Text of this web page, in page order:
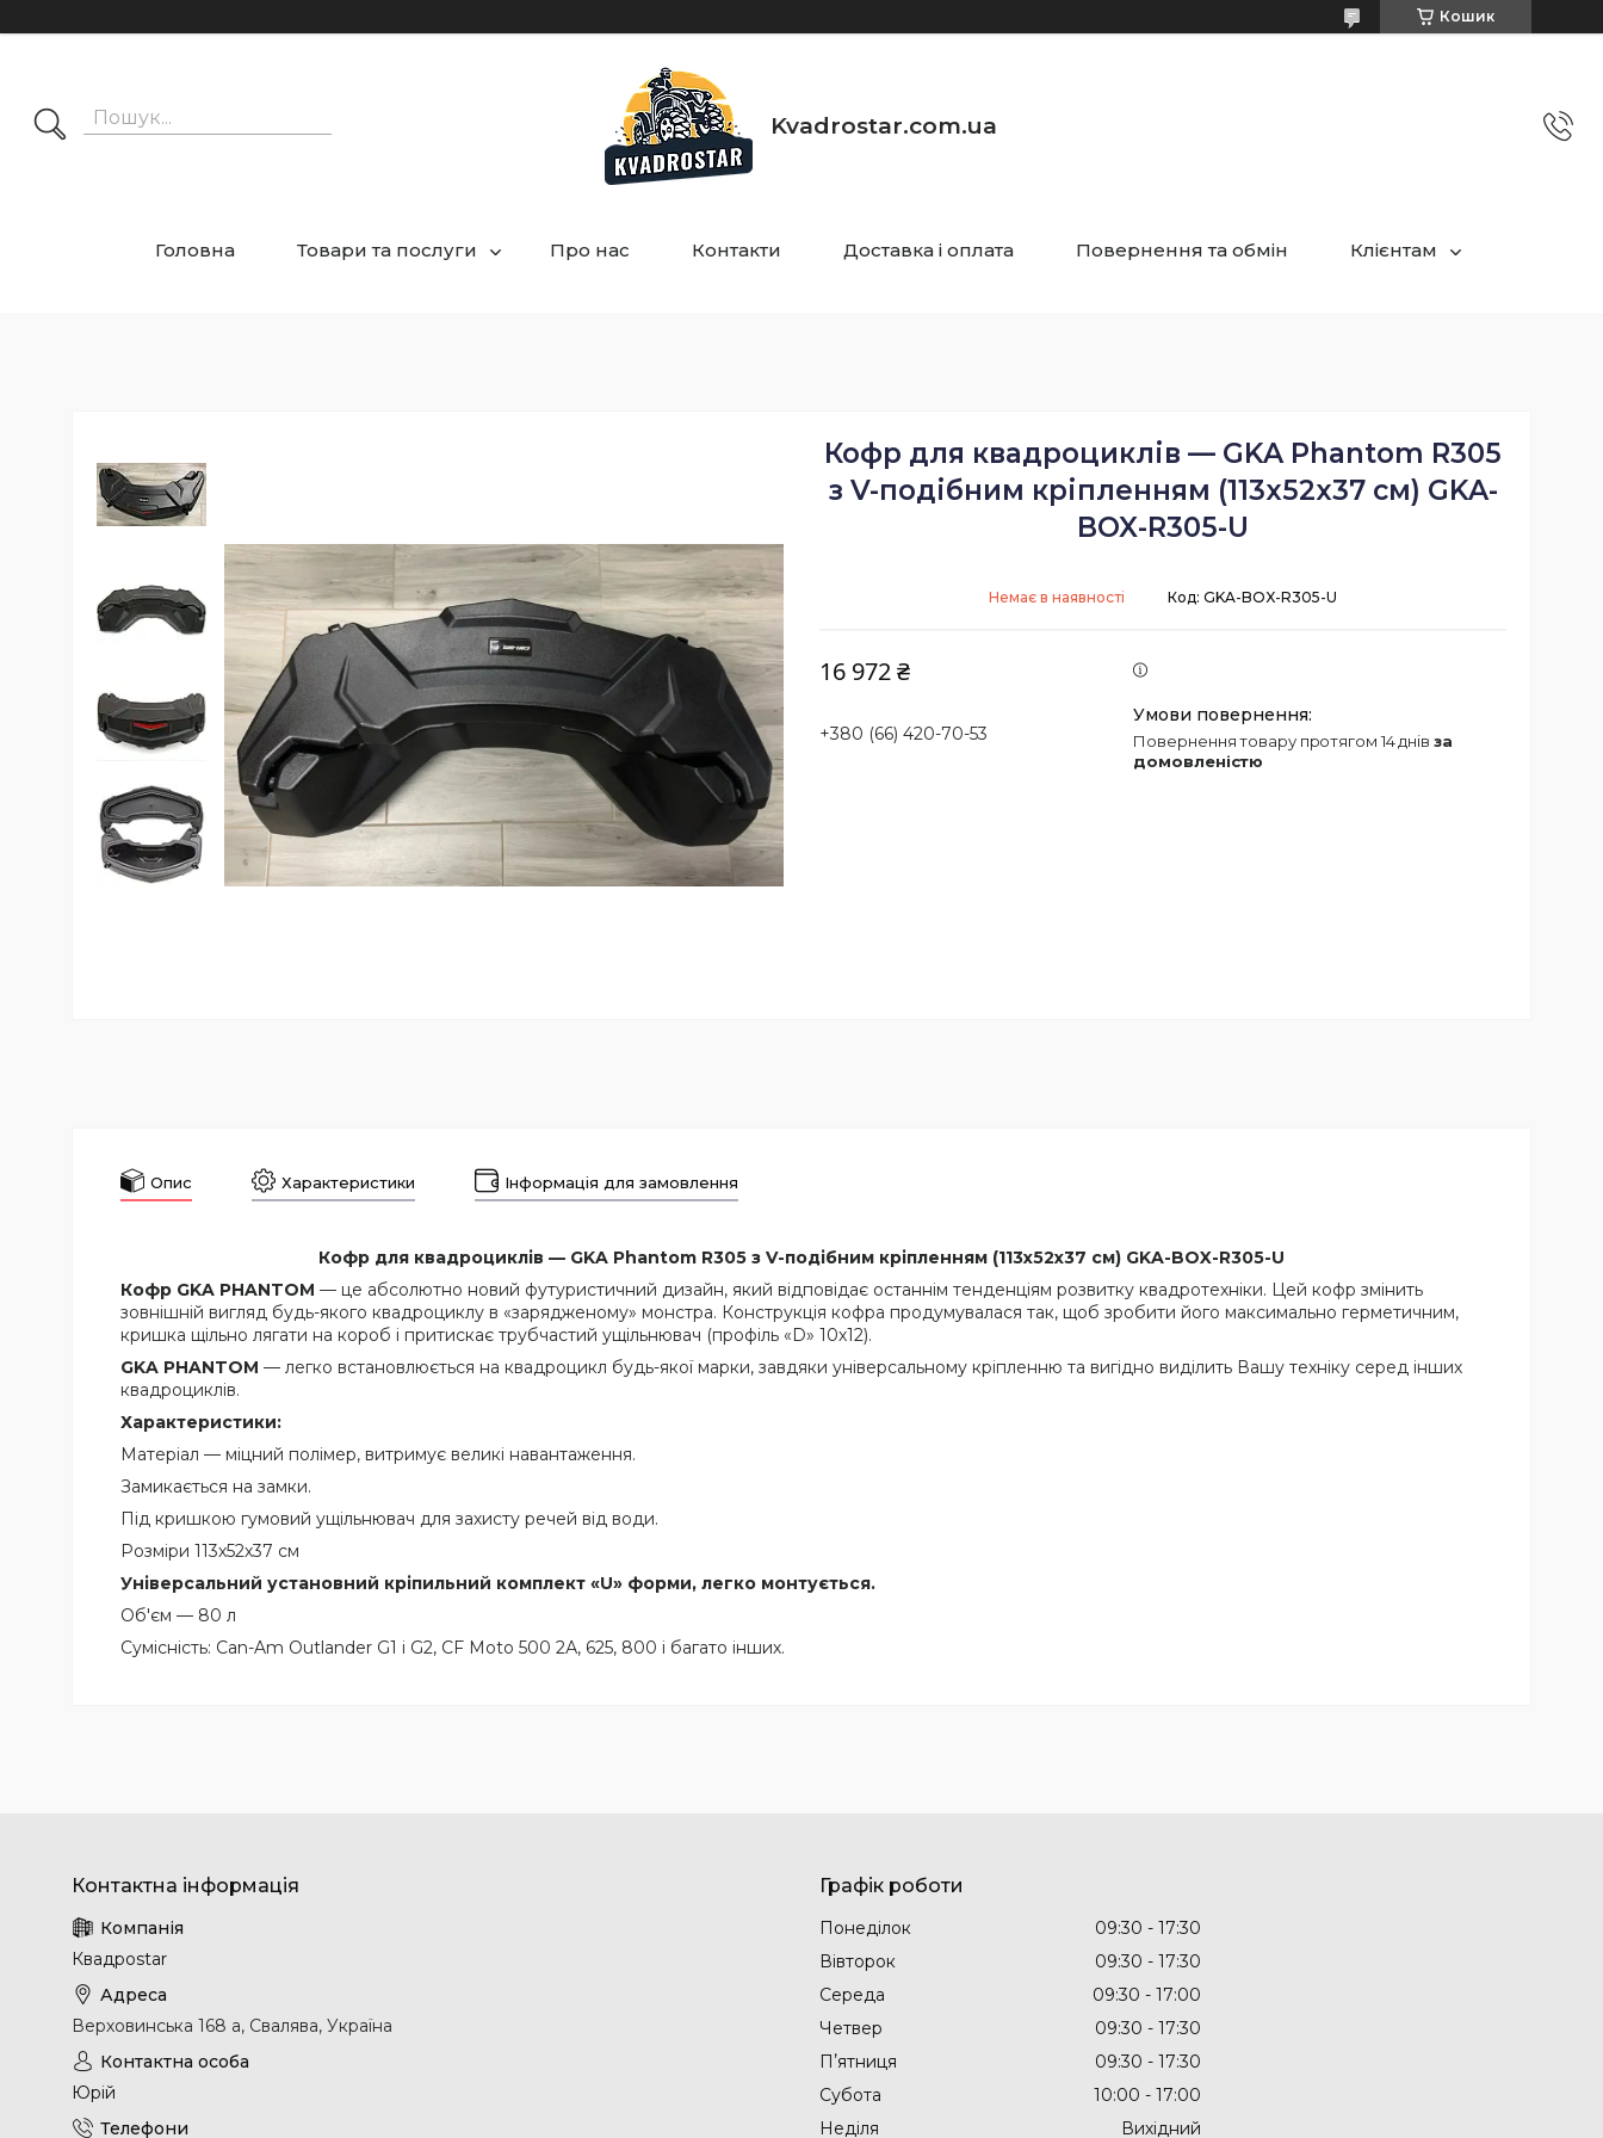
Кошик
Kvadrostar.com.ua
Головна Товари та послуги Про нас Контакти Доставка і оплата Повернення та обмін Клієнтам
Кофр для квадроциклів — GKA Phantom R305
з V-подібним кріпленням (113x52x37 см) GKA-
BOX-R305-U
Немає в наявності Код: GKA-BOX-R305-U
16 972 ₴
+380 (66) 420-70-53 повернення товару протягом 14 днів за
домовленістю
Опис Характеристики Інформація для замовлення
Кофр для квадроциклів — GKA Phantom R305 з V-подібним кріпленням (113x52x37 см) GKA-BOX-R305-U
Кофр GKA PHANTOM — це абсолютно новий футуристичний дизайн, який відповідає останнім тенденціям розвитку квадротехніки. Цей кофр змінить
зовнішній вигляд будь-якого квадроциклу в «зарядженому» монстра. Конструкція кофра продумувалася так, щоб зробити його максимально герметичним,
кришка щільно лягати на короб і притискає трубчастий ущільнювач (профіль «D» 10х12).
GKA PHANTOM — легко встановлюється на квадроцикл будь-якої марки, завдяки універсальному кріпленню та вигідно виділить Вашу техніку серед інших
квадроциклів.
Характеристики:
Матеріал — міцний полімер, витримує великі навантаження.
Замикається на замки.
Під кришкою гумовий ущільнювач для захисту речей від води.
Розміри 113х52х37 см
Універсальний установний кріпильний комплект «U» форми, легко монтується.
Об'єм — 80 л
Сумісність: Can-Am Outlander G1 і G2, CF Moto 500 2А, 625, 800 і багато інших.
Квадроstar
Верховинська 168 а, Свалява, Україна
Юрій
Графік роботи
Понеділок 09:30
17:30
Вівторок
09:30
17:30
Середа
09:30
17:00
Четвер
09:30
17:30
Пʼятниця
09:30
17:30
Субота
10:00
17:00
Неділя
Вихідний